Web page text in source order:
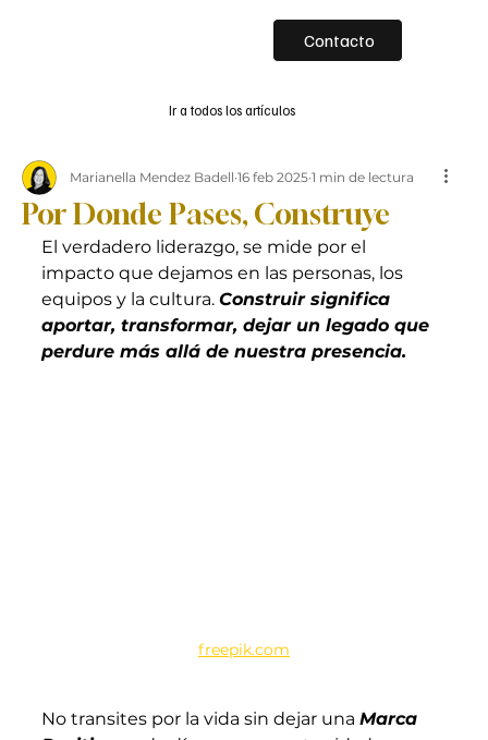
Contacto
Ir a todos los artículos
Por Donde Pases, Construye
Marianella Mendez Badell 16 feb 2025 1 min de lectura
El verdadero liderazgo, se mide por el
impacto que dejamos en las personas, los
equipos y la cultura. Construir significa
aportar, transformar, dejar un legado que
perdure más allá de nuestra presencia.
freepik.com
No transites por la vida sin dejar una Marca